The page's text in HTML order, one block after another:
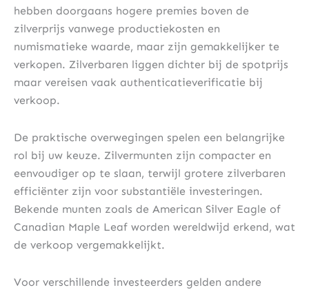
hebben doorgaans hogere premies boven de
zilverprijs vanwege productiekosten en
numismatieke waarde, maar zijn gemakkelijker te
verkopen. Zilverbaren liggen dichter bij de spotprijs
maar vereisen vaak authenticatieverificatie bij
verkoop.
De praktische overwegingen spelen een belangrijke
rol bij uw keuze. Zilvermunten zijn compacter en
eenvoudiger op te slaan, terwijl grotere zilverbaren
efficiënter zijn voor substantiële investeringen.
Bekende munten zoals de American Silver Eagle of
Canadian Maple Leaf worden wereldwijd erkend, wat
de verkoop vergemakkelijkt.
Voor verschillende investeerders gelden andere